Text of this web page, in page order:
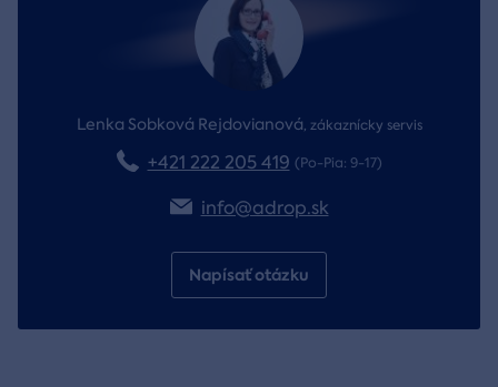
Lenka Sobková Rejdovianová, zákaznícky servis
+421 222 205 419 (Po-Pia: 9-17)
info@adrop.sk
Napísať otázku